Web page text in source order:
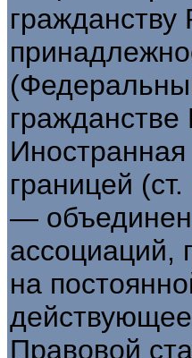
границей
—
ассоциаций,
на
Правовой